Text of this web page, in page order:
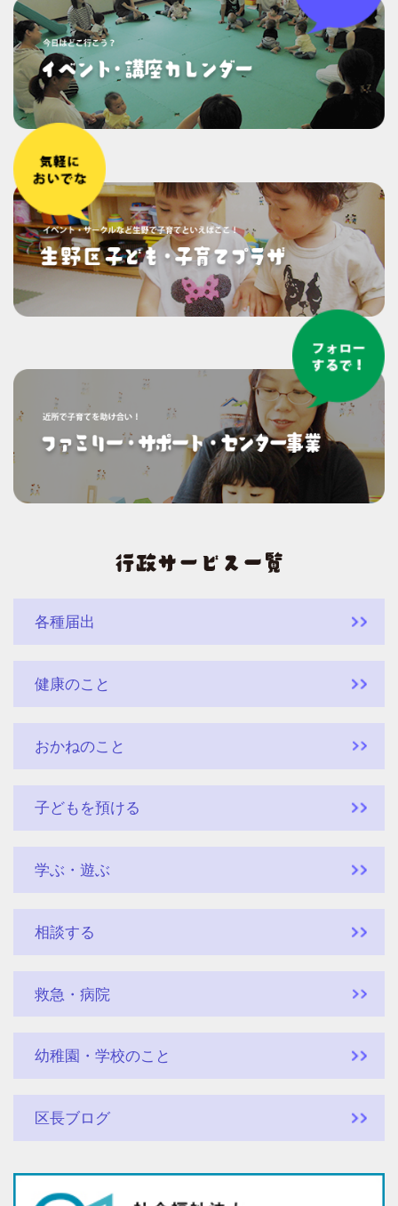
各種届出
健康のこと
おかねのこと
子どもを預ける
学ぶ・遊ぶ
相談する
救急・病院
幼稚園・学校のこと
区長ブログ